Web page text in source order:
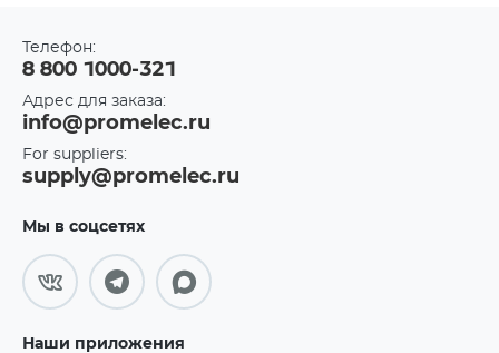
Телефон:
8 800 1000-321
Адрес для заказа:
info@promelec.ru
For suppliers:
supply@promelec.ru
Мы в соцсетях
Наши приложения